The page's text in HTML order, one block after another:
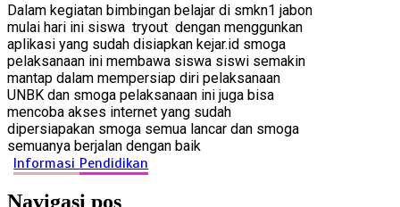
Dalam kegiatan bimbingan belajar di smkn1 jabon
mulai hari ini siswa tryout dengan menggunkan
aplikasi yang sudah disiapkan kejar.id smoga
pelaksanaan ini membawa siswa siswi semakin
mantap dalam mempersiap diri pelaksanaan
UNBK dan smoga pelaksanaan ini juga bisa
mencoba akses internet yang sudah
dipersiapakan smoga semua lancar dan smoga
semuanya berjalan dengan baik
Informasi Pendidikan
Navigasi pos